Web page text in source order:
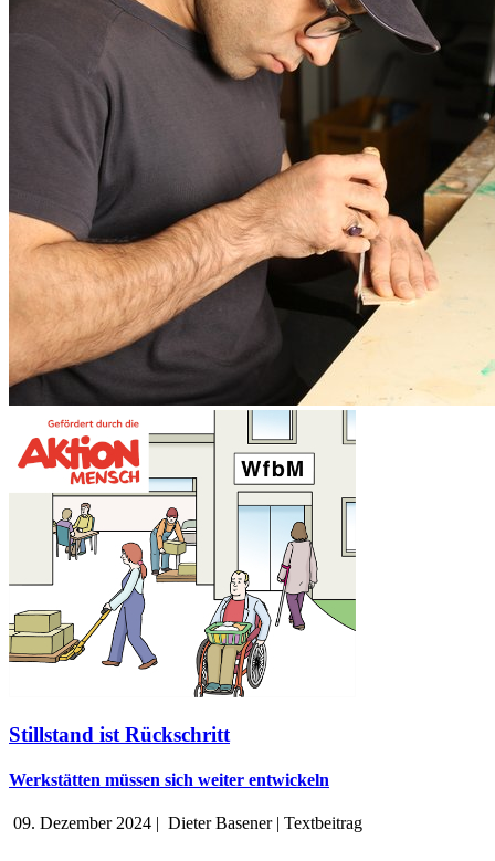
Stillstand ist Rückschritt
Werkstätten müssen sich weiter entwickeln
09. Dezember 2024 | Dieter Basener| Textbeitrag